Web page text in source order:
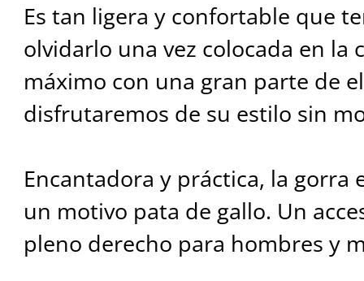
Es tan ligera y confortable que
olvidarlo una vez colocada en la
máximo con una gran parte de
disfrutaremos de su estilo sin
Encantadora y práctica, la gorra
un motivo pata de gallo. Un
pleno derecho para hombres y